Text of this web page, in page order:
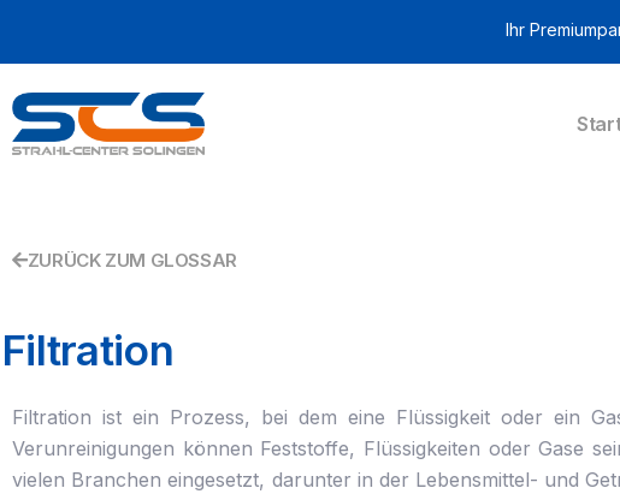
Ihr
ZURÜCK ZUM GLOSSAR
Filtration
Filtration ist ein Prozess, bei dem eine Flüssigkeit oder ein
Verunreinigungen können Feststoffe, Flüssigkeiten oder Gase
vielen Branchen eingesetzt, darunter in der Lebensmittel- und